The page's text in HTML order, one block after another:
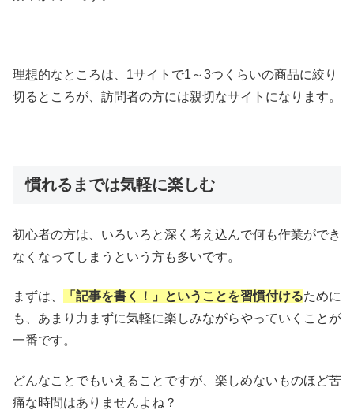
理想的なところは、1サイトで1～3つくらいの商品に絞り
切るところが、訪問者の方には親切なサイトになります。
慣れるまでは気軽に楽しむ
初心者の方は、いろいろと深く考え込んで何も作業ができ
なくなってしまうという方も多いです。
まずは、 「記事を書く！」ということを習慣付けるために
も、あまり力まずに気軽に楽しみながらやっていくことが
一番です。
どんなことでもいえることですが、楽しめないものほど苦
痛な時間はありませんよね？